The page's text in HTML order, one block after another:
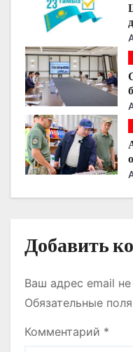
а
п
и
с
я
м
Добавить
Ваш адрес email
Обязательные
Комментарий *